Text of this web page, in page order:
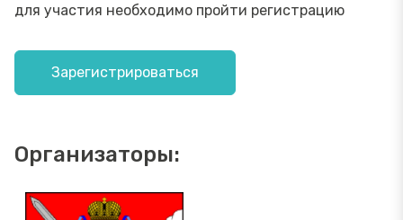
для участия необходимо пройти регистрацию
Зарегистрироваться
Организаторы: